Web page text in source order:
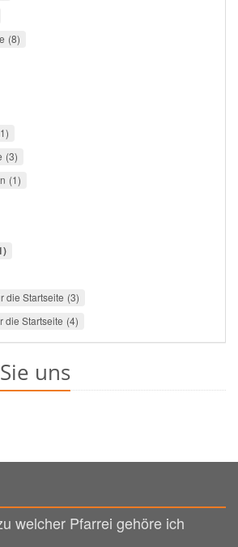
8
1
3
1
die Startseite 3
die Startseite 4
uns
welcher Pfarrei gehöre ich